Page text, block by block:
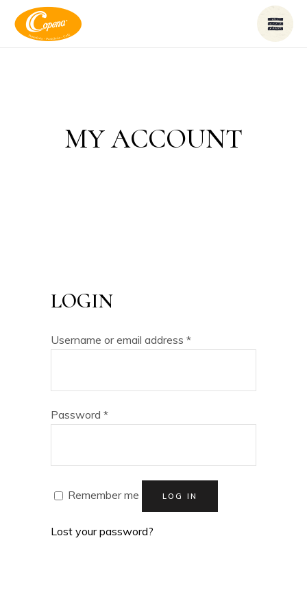
MY ACCOUNT
LOGIN
Username or email address *Required
Password *Required
Remember me LOG IN
Lost your password?